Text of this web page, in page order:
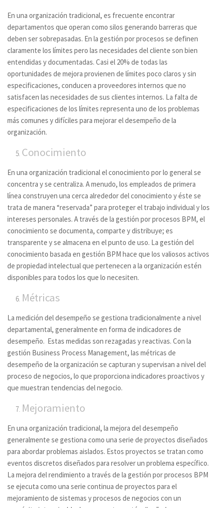
En una organización tradicional, es frecuente encontrar
departamentos que operan como silos generando barreras que
deben ser sobrepasadas. En la gestión por procesos se definen
claramente los límites pero las necesidades del cliente son bien
entendidas y documentadas. Casi el 20% de todas las
oportunidades de mejora provienen de límites poco claros y sin
especificaciones, conducen a proveedores internos que no
satisfacen las necesidades de sus clientes internos. La falta de
especificaciones de los límites representa uno de los problemas
más comunes y difíciles para mejorar el desempeño de la
organización.
Conocimiento
En una organización tradicional el conocimiento por lo general se
concentra y se centraliza. A menudo, los empleados de primera
línea construyen una cerca alrededor del conocimiento y éste se
trata de manera “reservada” para proteger el trabajo individual y los
intereses personales. A través de la gestión por procesos BPM, el
conocimiento se documenta, comparte y distribuye; es
transparente y se almacena en el punto de uso. La gestión del
conocimiento basada en gestión BPM hace que los valiosos activos
de propiedad intelectual que pertenecen a la organización estén
disponibles para todos los que lo necesiten.
Métricas
La medición del desempeño se gestiona tradicionalmente a nivel
departamental, generalmente en forma de indicadores de
desempeño. Estas medidas son rezagadas y reactivas. Con la
gestión Business Process Management, las métricas de
desempeño de la organización se capturan y supervisan a nivel del
proceso de negocios, lo que proporciona indicadores proactivos y
que muestran tendencias del negocio.
Mejoramiento
En una organización tradicional, la mejora del desempeño
generalmente se gestiona como una serie de proyectos diseñados
para abordar problemas aislados. Estos proyectos se tratan como
eventos discretos diseñados para resolver un problema específico.
La mejora del rendimiento a través de la gestión por procesos BPM
se ejecuta como una serie continua de proyectos para el
mejoramiento de sistemas y procesos de negocios con un